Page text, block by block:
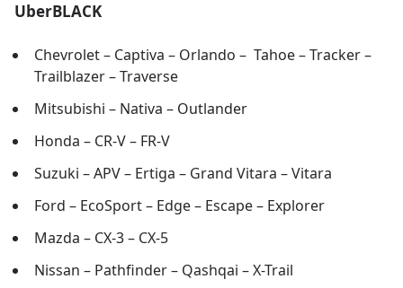
UberBLACK
Chevrolet – Captiva – Orlando – Tahoe – Tracker –
Trailblazer – Traverse
Mitsubishi – Nativa – Outlander
Honda – CR-V – FR-V
Suzuki – APV – Ertiga – Grand Vitara – Vitara
Ford – EcoSport – Edge – Escape – Explorer
Mazda – CX-3 – CX-5
Nissan – Pathfinder – Qashqai – X-Trail